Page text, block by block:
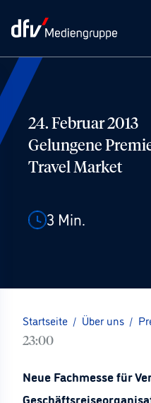
24. Februar 2013
Gelungene
Travel Market
3 Min.
Startseite / Über uns /
23:00
Neue Fachmesse für